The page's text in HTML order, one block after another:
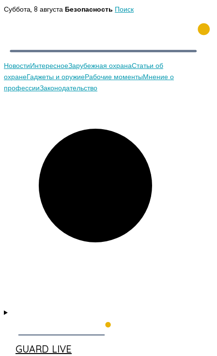
Перейти
Суббота, 8 августа Безопасность Поиск
НовостиИнтересноеЗарубежная охранаСтатьи об
охранеГаджеты и оружиеРабочие моментыМнение о
профессииЗаконодательство
GUARD LIVE